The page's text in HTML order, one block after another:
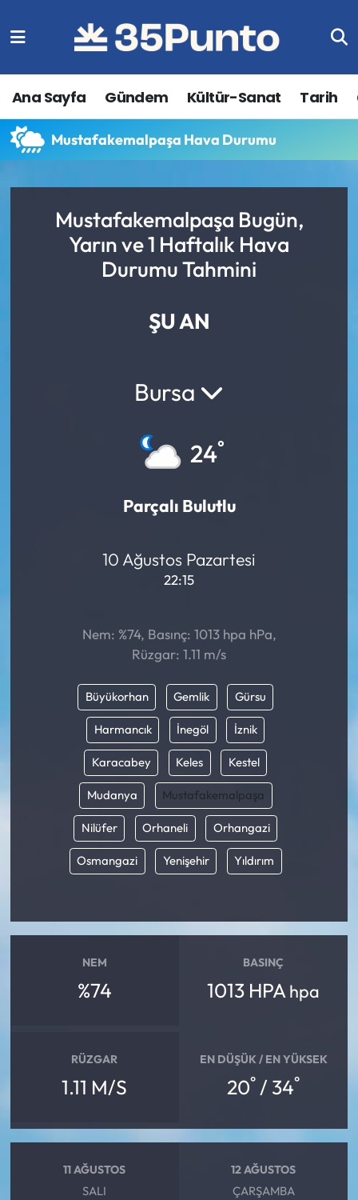
Ana Sayfa Gündem Kültür-Sanat Tarih
Mustafakemalpaşa Hava Durumu
Mustafakemalpaşa Bugün,
Yarın ve 1 Haftalık Hava
Durumu Tahmini
ŞU AN
Bursa
24°
Parçalı Bulutlu
10 Ağustos Pazartesi
22:15
Nem: %74, Basınç: 1013 hpa hPa,
Rüzgar: 1.11 m/s
Büyükorhan Gemlik Gürsu
Harmancık İnegöl İznik
Karacabey Keles Kestel
Mudanya Mustafakemalpaşa
Nilüfer Orhaneli Orhangazi
Osmangazi Yenişehir Yıldırım
NEM
%74
BASINÇ
1013 HPA hpa
RÜZGAR
1.11 M/S
EN DÜŞÜK / EN YÜKSEK
20° / 34°
11 AĞUSTOS
SALI
12 AĞUSTOS
ÇARŞAMBA